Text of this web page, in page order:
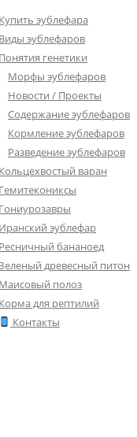
Купить эублефара
Виды эублефаров
Понятия генетики
Морфы эублефаров
Новости / Проекты
Содержание эублефаров
Кормление эублефаров
Разведение эублефаров
Кольцехвостый варан
Гемитекониксы
Гониурозавры
Иранский эублефар
Ресничный бананоед
древесный питон
Маисовый полоз
Корма для рептилий
Контакты